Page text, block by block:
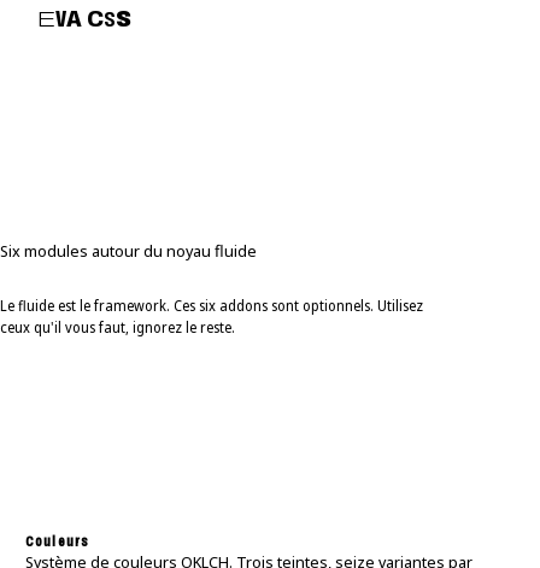
EVA CSS
Six modules autour du noyau fluide
Le fluide est le framework. Ces six addons sont optionnels. Utilisez
ceux qu'il vous faut, ignorez le reste.
Couleurs
Système de couleurs OKLCH. Trois teintes, seize variantes par